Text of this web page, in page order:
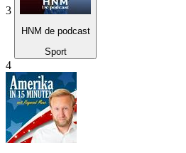
3
HNM de podcast
Sport
4